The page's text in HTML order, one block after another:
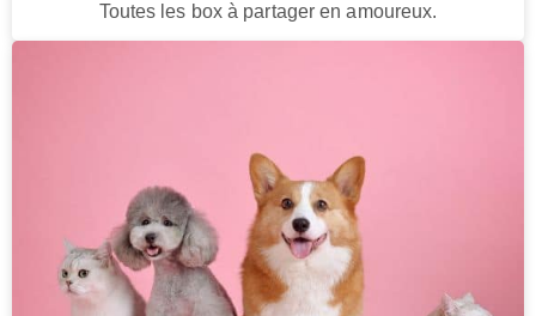
Toutes les box à partager en amoureux.